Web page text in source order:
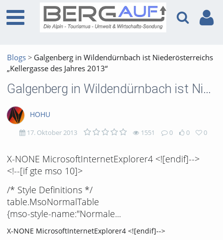
Blogs
Galgenberg in Wildendürnbach ist Niederösterreichs
„Kellergasse des Jahres 2013“
Galgenberg in Wildendürnbach ist Niederösterreichs „Kellergasse des Jahres 2013“
HOHU
17. Oktober 2013 1551
1551
views
0
Kommentare
0
likes
0
favorites
X-NONE MicrosoftInternetExplorer4 <![endif]-->
<!--[if gte mso 10]>
/* Style Definitions */
table.MsoNormalTable
{mso-style-name:"Normale...
X-NONE MicrosoftInternetExplorer4 <![endif]-->